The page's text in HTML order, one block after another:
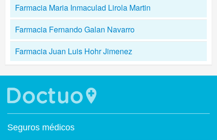
Farmacia Maria Inmaculad Lirola Martin
Farmacia Fernando Galan Navarro
Farmacia Juan Luis Hohr Jimenez
Seguros médicos